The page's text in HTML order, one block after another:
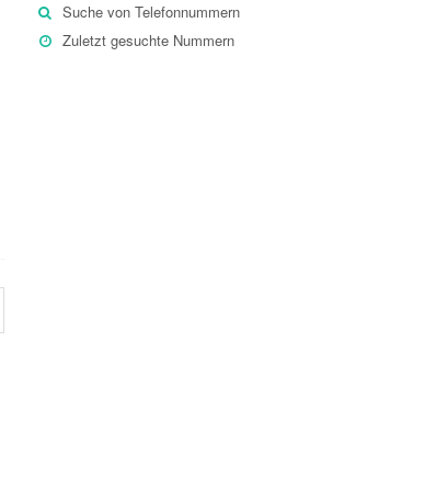
Suche von Telefonnummern
Zuletzt gesuchte Nummern